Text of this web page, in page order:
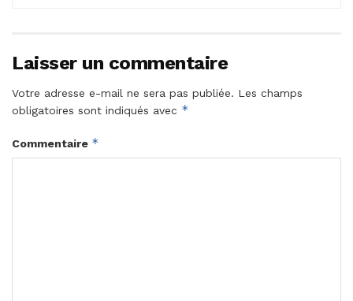
Laisser un commentaire
Votre adresse e-mail ne sera pas publiée. Les champs
obligatoires sont indiqués avec *
Commentaire *